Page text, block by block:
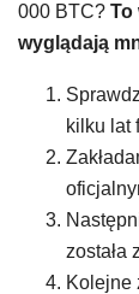
000 BTC? To
wyglądają
kilku lat
została
Kolejne